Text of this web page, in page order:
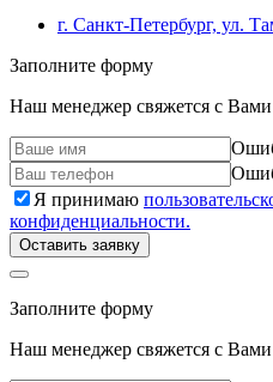
г. Санкт-Петербург, ул.
Заполните форму
Наш менеджер свяжется с Вами
Я принимаю
конфиденциальности.
Оставить заявку
Заполните форму
Наш менеджер свяжется с Вами